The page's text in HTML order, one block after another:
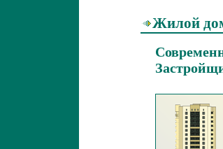
Жилой